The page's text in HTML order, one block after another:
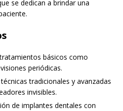
se dedican a brindar una
básicos como
periódicas.
tradicionales y avanzadas
invisibles.
de implantes dentales con